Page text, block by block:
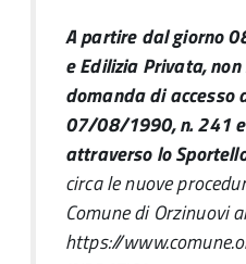
A partire dal giorno
e Edilizia Privata,
domanda di accesso
07/08/1990, n. 241
attraverso lo
circa le nuove
Comune di Orzinuovi
https://